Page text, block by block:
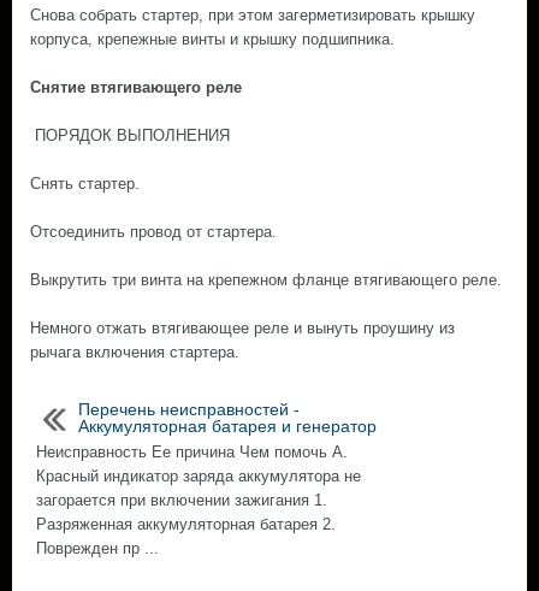
Снова собрать стартер, при этом загерметизировать крышку
корпуса, крепежные винты и крышку подшипника.
Снятие втягивающего реле
ПОРЯДОК ВЫПОЛНЕНИЯ
Снять стартер.
Отсоединить провод от стартера.
Выкрутить три винта на крепежном фланце втягивающего реле.
Немного отжать втягивающее реле и вынуть проушину из
рычага включения стартера.
Перечень неисправностей -
Аккумуляторная батарея и генератор
Неисправность Ее причина Чем помочь A.
Красный индикатор заряда аккумулятора не
загорается при включении зажигания 1.
Разряженная аккумуляторная батарея 2.
Поврежден пр ...